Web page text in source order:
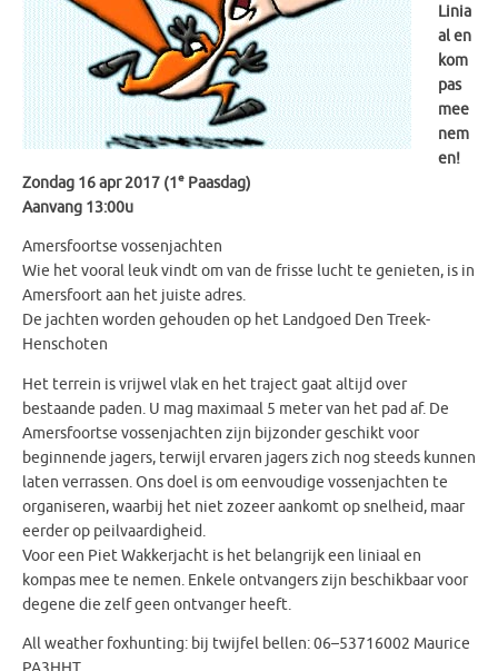
Linia
al en
kom
pas
mee
nem
en!
Zondag 16 apr 2017 (1e Paasdag)
Aanvang 13:00u
Amersfoortse vossenjachten
Wie het vooral leuk vindt om van de frisse lucht te genieten, is in
Amersfoort aan het juiste adres.
De jachten worden gehouden op het Landgoed Den Treek-
Henschoten
Het terrein is vrijwel vlak en het traject gaat altijd over
bestaande paden. U mag maximaal 5 meter van het pad af. De
Amersfoortse vossenjachten zijn bijzonder geschikt voor
beginnende jagers, terwijl ervaren jagers zich nog steeds kunnen
laten verrassen. Ons doel is om eenvoudige vossenjachten te
organiseren, waarbij het niet zozeer aankomt op snelheid, maar
eerder op peilvaardigheid.
Voor een Piet Wakkerjacht is het belangrijk een liniaal en
kompas mee te nemen. Enkele ontvangers zijn beschikbaar voor
degene die zelf geen ontvanger heeft.
All weather foxhunting: bij twijfel bellen: 06–53716002 Maurice